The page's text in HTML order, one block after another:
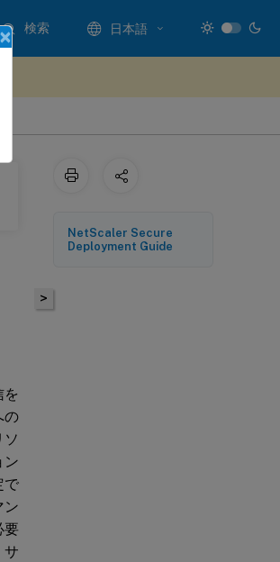
検索 日本語
の
ン
で
ン
要
サ
>
NetScaler Secure
Deployment Guide
×